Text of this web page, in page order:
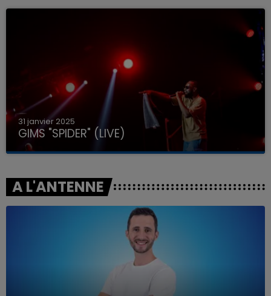
31 janvier 2025
GIMS "SPIDER" (LIVE)
A L'ANTENNE